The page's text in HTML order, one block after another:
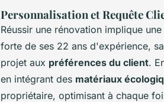
Personnalisation et Requête
Réussir une rénovation implique
forte de ses 22 ans d'expérience,
projet aux préférences du client.
en intégrant des matériaux
propriétaire, optimisant à chaque